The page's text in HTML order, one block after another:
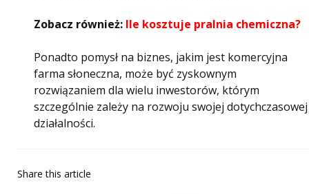
Zobacz również: Ile kosztuje pralnia chemiczna?
Ponadto pomysł na biznes, jakim jest komercyjna
farma słoneczna, może być zyskownym
rozwiązaniem dla wielu inwestorów, którym
szczególnie zależy na rozwoju swojej dotychczasowej
działalności.
Share this article